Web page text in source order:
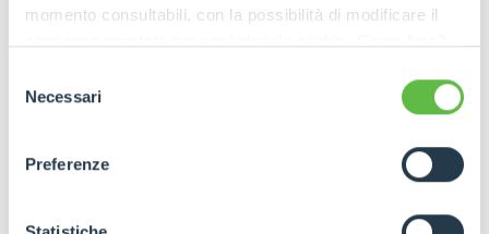
momento consultabili, con la possibilità di modificare il
ogni pagina, selezionare "Modifichi il suo consenso" e
dell'informativa completa nel footer presente in ogni
pagina. Per esercitare i diritti riconosciuti all'interessato ai
GDPR abbiamo predisposto una
apposita procedura.
delNecessari
Preferenze